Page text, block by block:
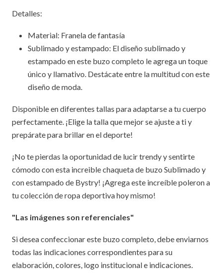
Detalles:
Material: Franela de fantasía
Sublimado y estampado: El diseño sublimado y
estampado en este buzo completo le agrega un toque
único y llamativo. Destácate entre la multitud con este
diseño de moda.
Disponible en diferentes tallas para adaptarse a tu cuerpo
perfectamente. ¡Elige la talla que mejor se ajuste a ti y
prepárate para brillar en el deporte!
¡No te pierdas la oportunidad de lucir trendy y sentirte
cómodo con esta increible chaqueta de buzo Sublimado y
con estampado de Bystry! ¡Agrega este increíble poleron a
tu colección de ropa deportiva hoy mismo!
"Las imágenes son referenciales"
Si desea confeccionar este buzo completo, debe enviarnos
todas las indicaciones correspondientes para su
elaboración, colores, logo institucional e indicaciones.